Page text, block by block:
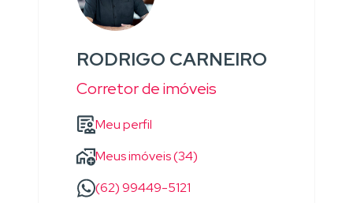
RODRIGO CARNEIRO
Corretor de imóveis
Meu perfil
Meus imóveis (34)
(62) 99449-5121